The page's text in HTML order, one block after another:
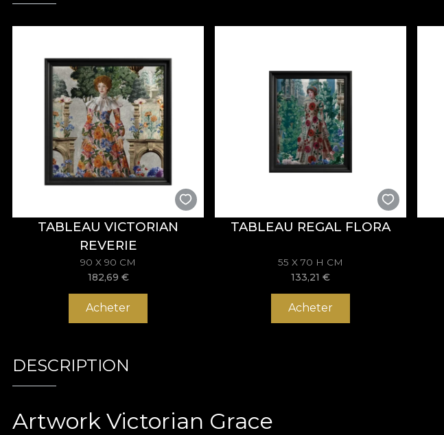
TABLEAU VICTORIAN
REVERIE
90 X 90 CM
182,69 €
Acheter
TABLEAU REGAL FLORA
55 X 70 H CM
133,21€
Acheter
DESCRIPTION
Artwork Victorian Grace